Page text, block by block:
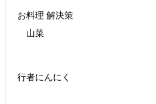
お料理 解決策
山菜
行者にんにく